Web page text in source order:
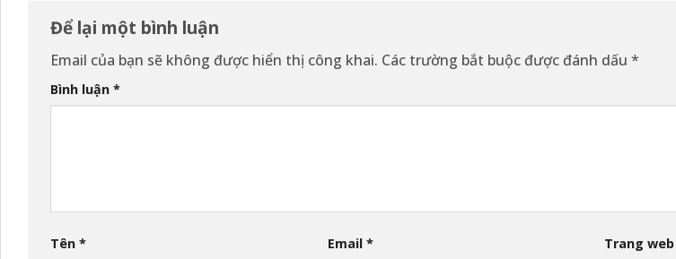
Để lại một bình luận
Email của bạn sẽ không được hiển thị công khai. Các trường bắt buộc được đánh dấu *
Bình luận *
Tên * Email * Trang web